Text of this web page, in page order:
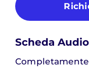
Scheda Audio